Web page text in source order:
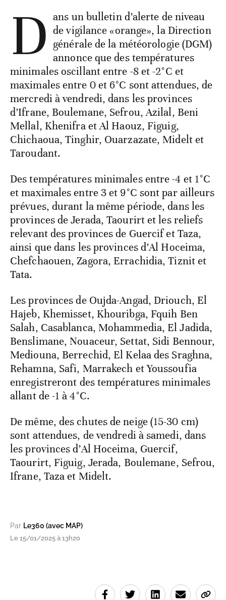
D ans un bulletin d’alerte de niveau
de vigilance «orange», la Direction
générale de la météorologie (DGM)
annonce que des températures
minimales oscillant entre -8 et -2°C et
maximales entre 0 et 6°C sont attendues, de
mercredi à vendredi, dans les provinces
d’Ifrane, Boulemane, Sefrou, Azilal, Beni
Mellal, Khenifra et Al Haouz, Figuig,
Chichaoua, Tinghir, Ouarzazate, Midelt et
Taroudant.
Des températures minimales entre -4 et 1°C
et maximales entre 3 et 9°C sont par ailleurs
prévues, durant la même période, dans les
provinces de Jerada, Taourirt et les reliefs
relevant des provinces de Guercif et Taza,
ainsi que dans les provinces d’Al Hoceima,
Chefchaouen, Zagora, Errachidia, Tiznit et
Tata.
Les provinces de Oujda-Angad, Driouch, El
Hajeb, Khemisset, Khouribga, Fquih Ben
Salah, Casablanca, Mohammedia, El Jadida,
Benslimane, Nouaceur, Settat, Sidi Bennour,
Mediouna, Berrechid, El Kelaa des Sraghna,
Rehamna, Safi, Marrakech et Youssoufia
enregistreront des températures minimales
allant de -1 à 4°C.
De même, des chutes de neige (15-30 cm)
sont attendues, de vendredi à samedi, dans
les provinces d’Al Hoceima, Guercif,
Taourirt, Figuig, Jerada, Boulemane, Sefrou,
Ifrane, Taza et Midelt.
Par Le360 (avec MAP)
Le 15/01/2025 à 13h20